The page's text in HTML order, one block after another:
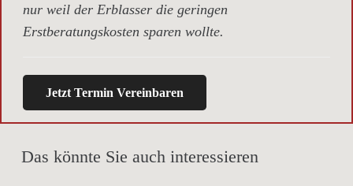
nur weil der Erblasser die geringen
Erstberatungskosten sparen wollte.
Jetzt Termin Vereinbaren
Das könnte Sie auch interessieren